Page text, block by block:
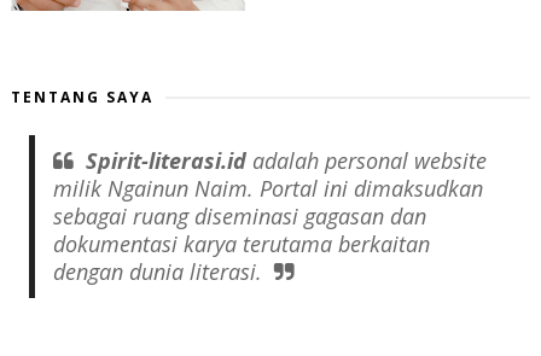
TENTANG SAYA
Spirit-literasi.idadalah personal website
milik Ngainun Naim. Portal ini dimaksudkan
sebagai ruang diseminasi gagasan dan
dokumentasi karya terutama berkaitan
dengan dunia literasi.